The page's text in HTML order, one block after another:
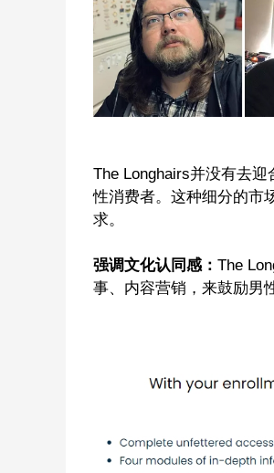
The Longhairs并没有去
性消费者。这种细分的市
求。
强调文化认同感： The
事、内容营销，来鼓励男